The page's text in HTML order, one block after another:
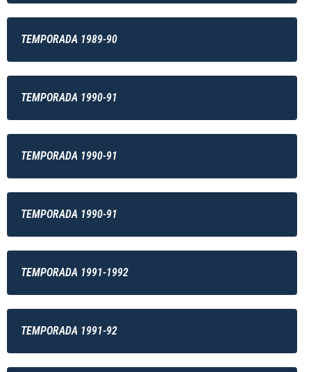
TEMPORADA 1989-90
TEMPORADA 1990-91
TEMPORADA 1990-91
TEMPORADA 1990-91
TEMPORADA 1991-1992
TEMPORADA 1991-92